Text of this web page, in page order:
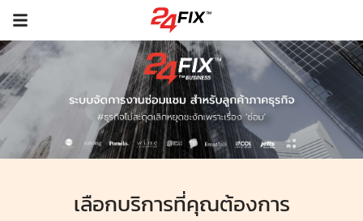
เลือกบริการที่คุณต้องการ